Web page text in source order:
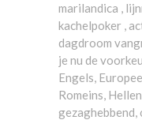
marilandica ,
kachelpoker ,
dagdroom
je nu de
Engels,
Romeins,
gezaghebbend,